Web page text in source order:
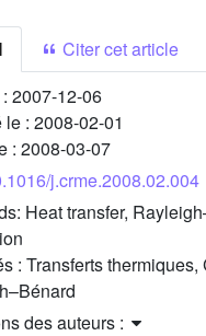
Citer cet article
2007-12-06
le : 2008-02-01
: 2008-03-07
j.crme.2008.02.004
Heat transfer,
: Transferts thermiques,
des auteurs :